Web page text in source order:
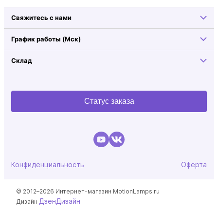
Свяжитесь с нами
График работы (Мск)
Склад
Статус заказа
Конфиденциальность Оферта
© 2012–2026 Интернет-магазин MotionLamps.ru
Дизайн ДзенДизайн